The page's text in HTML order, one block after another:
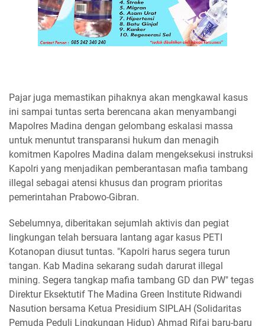
Pajar juga memastikan pihaknya akan mengkawal kasus
ini sampai tuntas serta berencana akan menyambangi
Mapolres Madina dengan gelombang eskalasi massa
untuk menuntut transparansi hukum dan menagih
komitmen Kapolres Madina dalam mengeksekusi instruksi
Kapolri yang menjadikan pemberantasan mafia tambang
illegal sebagai atensi khusus dan program prioritas
pemerintahan Prabowo-Gibran.
Sebelumnya, diberitakan sejumlah aktivis dan pegiat
lingkungan telah bersuara lantang agar kasus PETI
Kotanopan diusut tuntas. "Kapolri harus segera turun
tangan. Kab Madina sekarang sudah darurat illegal
mining. Segera tangkap mafia tambang GD dan PW" tegas
Direktur Eksektutif The Madina Green Institute Ridwandi
Nasution bersama Ketua Presidium SIPLAH (Solidaritas
Pemuda Peduli Lingkungan Hidup) Ahmad Rifai baru-baru